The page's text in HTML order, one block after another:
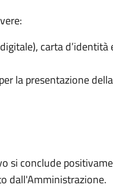
carta d’identità
la presentazione
si conclude
dall'Amministrazione.